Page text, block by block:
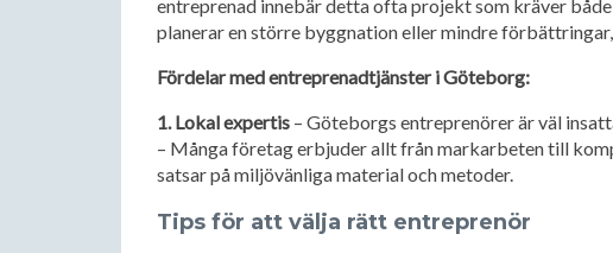
entreprenad innebär detta ofta projekt som kräver
planerar en större byggnation eller mindre
Fördelar med entreprenadtjänster i Göteborg:
1. Lokal expertis – Göteborgs entreprenörer är väl
– Många företag erbjuder allt från markarbeten till
satsar på miljövänliga material och metoder.
Tips för att välja rätt entreprenör